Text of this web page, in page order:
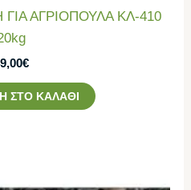
ΓΙΑ ΑΓΡΙΟΠΟΥΛΑ ΚΛ-410
€
ΣΤΟ ΚΑΛΆΘΙ